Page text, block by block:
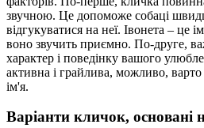
звучною. Це допоможе собаці
відгукуватися на неї. Івонета – це
воно звучить приємно. По-друге,
характер і поведінку вашого
активна і грайлива, можливо,
ім'я.
Варіанти кличок, основані